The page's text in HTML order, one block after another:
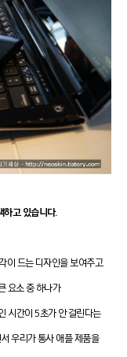
하고 있습니다.
이 드는 디자인을 보여주고
요소 중 하나가
시간이 5초가 안 걸린다는
우리가 통사 애플 제품을